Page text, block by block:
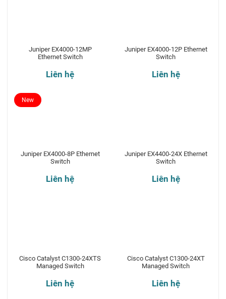
Juniper EX4000-12MP
Ethernet Switch
Liên hệ
Juniper EX4000-12P Ethernet
Switch
Liên hệ
Juniper EX4000-8P Ethernet
Switch
Liên hệ
New
Juniper EX4400-24X Ethernet
Switch
Liên hệ
Cisco Catalyst C1300-24XTS
Managed Switch
Liên hệ
Cisco Catalyst C1300-24XT
Managed Switch
Liên hệ